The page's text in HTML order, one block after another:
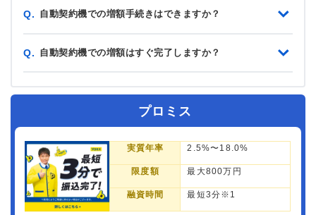
Q. 自動契約機での増額手続きはできますか？
Q. 自動契約機での増額はすぐ完了しますか？
プロミス
実質年率 2.5%〜18.0%
限度額 最大800万円
融資時間 最短3分※1